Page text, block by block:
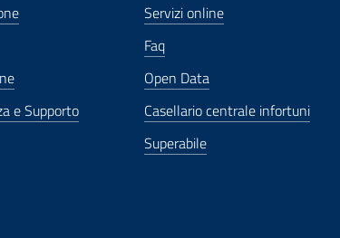
e Supporto
Servizi online
Faq
Open Data
Casellario centrale infortuni
Superabile